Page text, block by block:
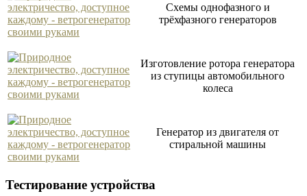
Схемы однофазного и
трёхфазного генераторов
Изготовление ротора генератора
из ступицы автомобильного
колеса
Генератор из двигателя от
стиральной машины
Тестирование устройства